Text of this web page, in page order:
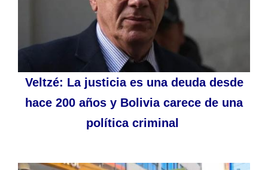
Veltzé: La justicia es una deuda desde
hace 200 años y Bolivia carece de una
política criminal